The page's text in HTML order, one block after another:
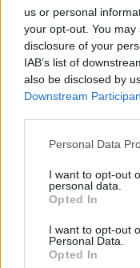
us or personal
your opt-out. You
disclosure of your
IAB’s list of
also be disclosed by
Downstream
Please note that this
not limited to your
grant or deny
use your data for
consent section.
Personal Data
I want to opt-out
personal data.
Opted In
I want to opt-out
Personal Data.
Opted In
– «Είμαι
06.08.2026